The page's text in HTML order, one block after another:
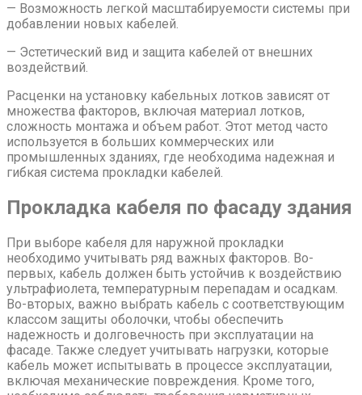
— Возможность легкой масштабируемости системы при
добавлении новых кабелей.
— Эстетический вид и защита кабелей от внешних
воздействий.
Расценки на установку кабельных лотков зависят от
множества факторов, включая материал лотков,
сложность монтажа и объем работ. Этот метод часто
используется в больших коммерческих или
промышленных зданиях, где необходима надежная и
гибкая система прокладки кабелей.
Прокладка кабеля по фасаду здания
При выборе кабеля для наружной прокладки
необходимо учитывать ряд важных факторов. Во-
первых, кабель должен быть устойчив к воздействию
ультрафиолета, температурным перепадам и осадкам.
Во-вторых, важно выбрать кабель с соответствующим
классом защиты оболочки, чтобы обеспечить
надежность и долговечность при эксплуатации на
фасаде. Также следует учитывать нагрузки, которые
кабель может испытывать в процессе эксплуатации,
включая механические повреждения. Кроме того,